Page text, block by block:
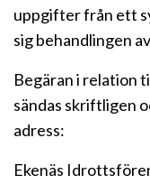
uppgifter från ett
sig behandlingen
Begäran i relation
sändas skriftligen
adress:
Ekenäs